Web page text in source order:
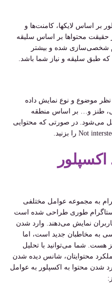
بر اساس لایکها، کامنت‌ها و
حقیقت محتواها بر اساس سلیقه
شخصی‌سازی شده و بیشتر
طبق سلیقه و نیاز شما باشد.‌‌
نظر موضوع و نوع نمایش داده
طنز و… بر اساس منطقه
می‌شود. در صورتی که محتوایی
به مجموعه عوامل مختلفی
طوری طراحی شده است
نمایش می‌دهند. وارد شدن
به مخاطبان جدید است، اما
هست. شما می‌توانید با تحلیل
محتوایتان، شانس دیده شدن
شدن محتوا به اکسپلور به عوامل